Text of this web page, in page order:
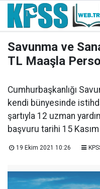
Savunma ve
TL Maaşla
Cumhurbaşkanlığı
kendi bünyesinde
şartıyla 12 uzman
başvuru tarihi 15 Kasım
19 Ekim 2021 10:26